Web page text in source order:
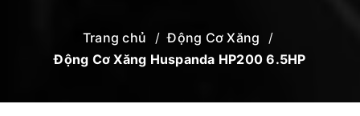
Trang chủ / Động Cơ Xăng
/
Động Cơ Xăng Huspanda HP200 6.5HP